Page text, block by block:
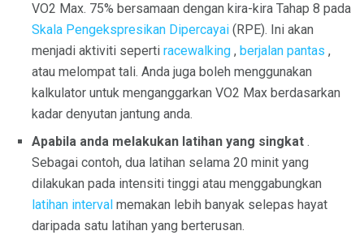
VO2 Max. 75% bersamaan dengan kira-kira Tahap 8 pada
Skala Pengekspresikan Dipercayai (RPE). Ini akan
menjadi aktiviti seperti racewalking , berjalan pantas ,
atau melompat tali. Anda juga boleh menggunakan
kalkulator untuk menganggarkan VO2 Max berdasarkan
kadar denyutan jantung anda.
Apabila anda melakukan latihan yang singkat .
Sebagai contoh, dua latihan selama 20 minit yang
dilakukan pada intensiti tinggi atau menggabungkan
latihan interval memakan lebih banyak selepas hayat
daripada satu latihan yang berterusan.